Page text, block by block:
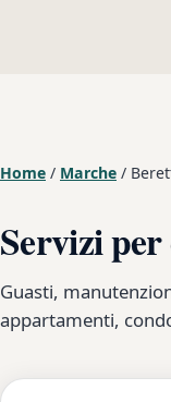
Home / Marche /
Servizi
Guasti,
appartamenti,